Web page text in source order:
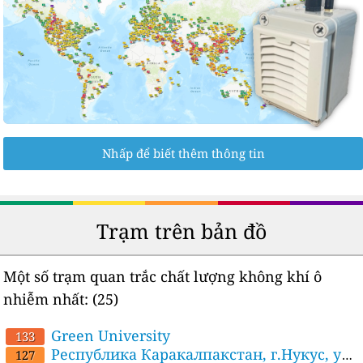
Nhấp để biết thêm thông tin
Trạm trên bản đồ
Một số trạm quan trắc chất lượng không khí ô
nhiễm nhất: (25)
133 Green University
127
Республика Каракалпакстан, г.Нукус, ул.